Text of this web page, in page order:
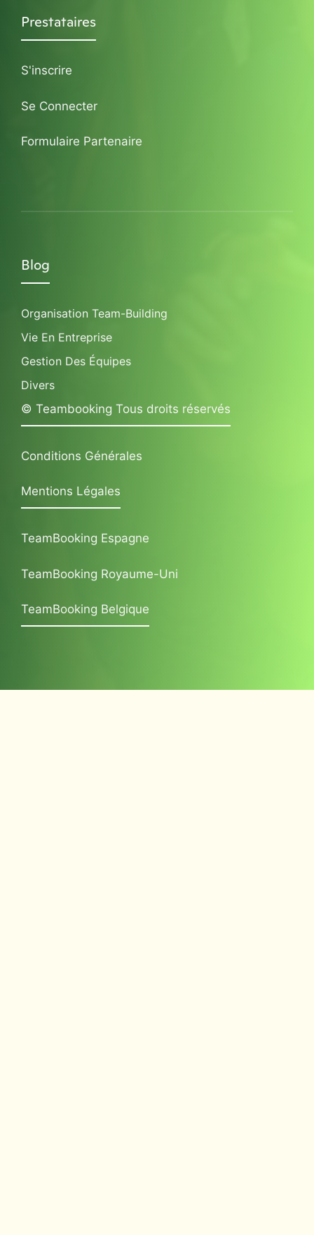
Prestataires
S'inscrire
Se Connecter
Formulaire Partenaire
Blog
Organisation Team-Building
Vie En Entreprise
Gestion Des Équipes
Divers
© Teambooking Tous droits réservés
Conditions Générales
Mentions Légales
TeamBooking Espagne
TeamBooking Royaume-Uni
TeamBooking Belgique